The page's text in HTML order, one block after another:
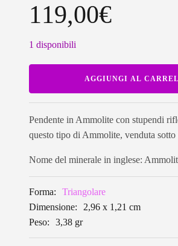
119,00€
1 disponibili
Ammolite
triangolare
quantità
AGGIUNGI AL
Pendente in Ammolite con stupendi
questo tipo di Ammolite, venduta
Nome del minerale in inglese:
Forma:
Triangolare
Dimensione:
2,96 x 1,21 cm
Peso:
3,38 gr